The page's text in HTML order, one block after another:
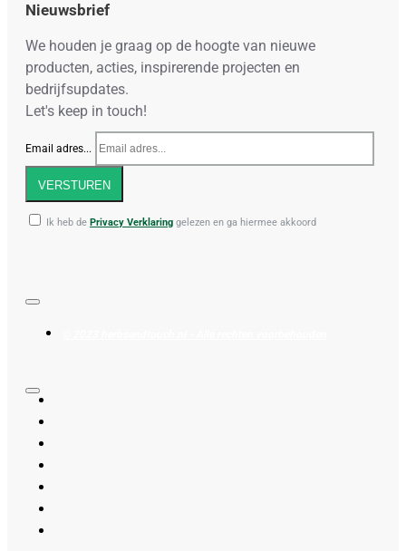
Nieuwsbrief
We houden je graag op de hoogte van nieuwe
producten, acties, inspirerende projecten en
bedrijfsupdates.
Let's keep in touch!
Email adres...
VERSTUREN
Ik heb de Privacy Verklaring gelezen en ga hiermee akkoord